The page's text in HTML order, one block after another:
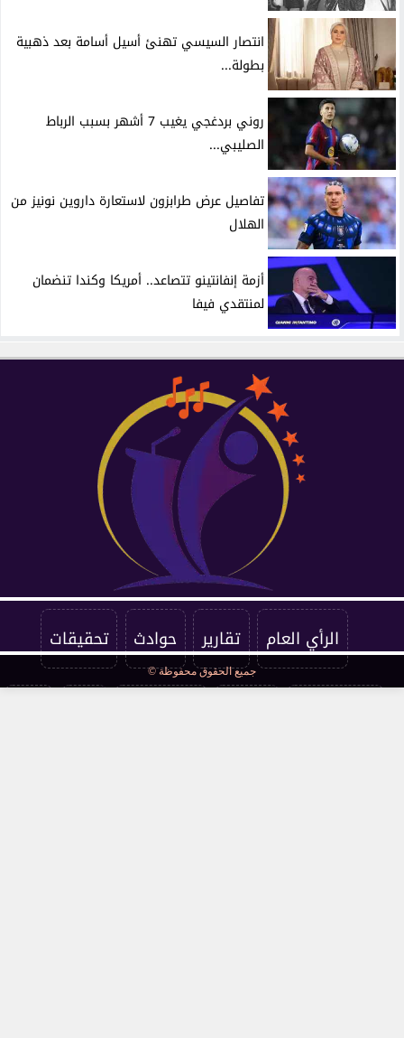
انتصار السيسي تهنئ أسيل أسامة بعد ذهبية
بطولة...
روني بردغجي يغيب 7 أشهر بسبب الرباط
الصليبي...
تفاصيل عرض طرابزون لاستعارة داروين نونيز من
الهلال
أزمة إنفانتينو تتصاعد.. أمريكا وكندا تنضمان
لمنتقدي فيفا
الرأي العام تقارير حوادث تحقيقات
جميع الحقوق محفوظة ©